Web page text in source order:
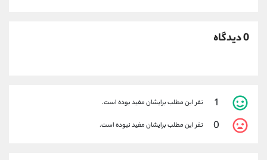
0 دیدگاه
1 نفر این مطلب برایشان مفید بوده است.
0 نفر این مطلب برایشان مفید نبوده است.